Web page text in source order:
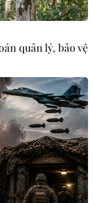
tế về rác thải
đại dương tại Việt
vực để cùng chia
đến rác thải nhựa và
quản lý, bảo vệ